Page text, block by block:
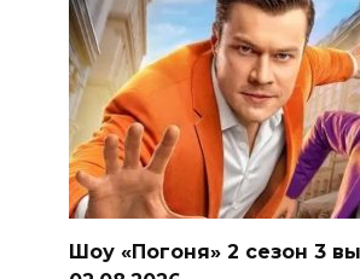
Шоу «Погоня» 2 сезон 3